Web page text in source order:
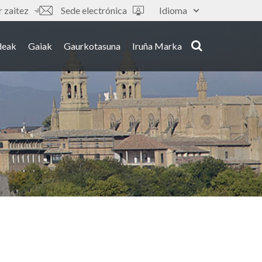
Idioma
zaitez Sede electrónica
Gaiak Gaurkotasuna Iruña Marka